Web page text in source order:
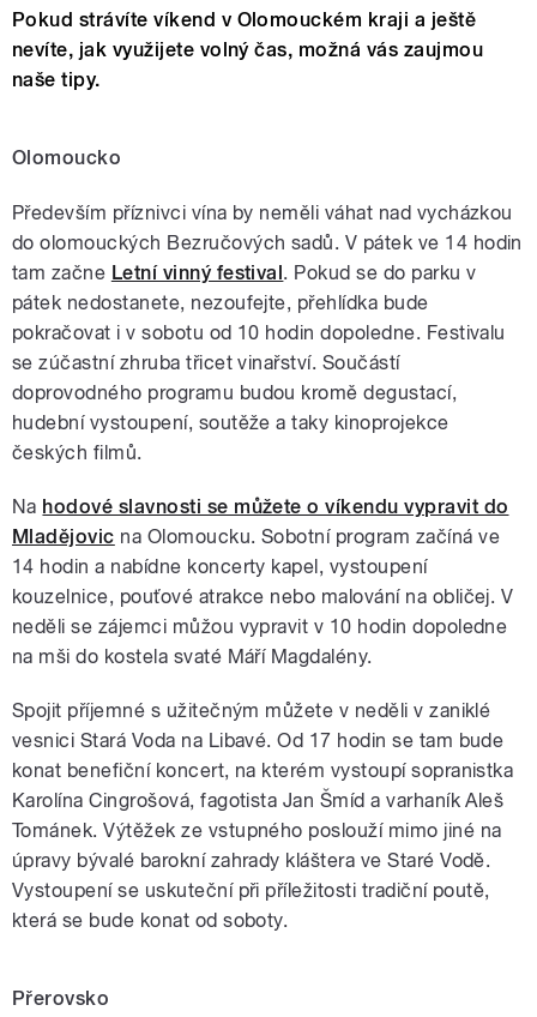
Pokud strávíte víkend v Olomouckém kraji a ještě
nevíte, jak využijete volný čas, možná vás zaujmou
naše tipy.
Olomoucko
Především příznivci vína by neměli váhat nad vycházkou
do olomouckých Bezručových sadů. V pátek ve 14 hodin
tam začne Letní vinný festival. Pokud se do parku v
pátek nedostanete, nezoufejte, přehlídka bude
pokračovat i v sobotu od 10 hodin dopoledne. Festivalu
se zúčastní zhruba třicet vinařství. Součástí
doprovodného programu budou kromě degustací,
hudební vystoupení, soutěže a taky kinoprojekce
českých filmů.
Na hodové slavnosti se můžete o víkendu vypravit do
Mladějovic na Olomoucku. Sobotní program začíná ve
14 hodin a nabídne koncerty kapel, vystoupení
kouzelnice, pouťové atrakce nebo malování na obličej. V
neděli se zájemci můžou vypravit v 10 hodin dopoledne
na mši do kostela svaté Máří Magdalény.
Spojit příjemné s užitečným můžete v neděli v zaniklé
vesnici Stará Voda na Libavé. Od 17 hodin se tam bude
konat benefiční koncert, na kterém vystoupí sopranistka
Karolína Cingrošová, fagotista Jan Šmíd a varhaník Aleš
Tománek. Výtěžek ze vstupného poslouží mimo jiné na
úpravy bývalé barokní zahrady kláštera ve Staré Vodě.
Vystoupení se uskuteční při příležitosti tradiční poutě,
která se bude konat od soboty.
Přerovsko